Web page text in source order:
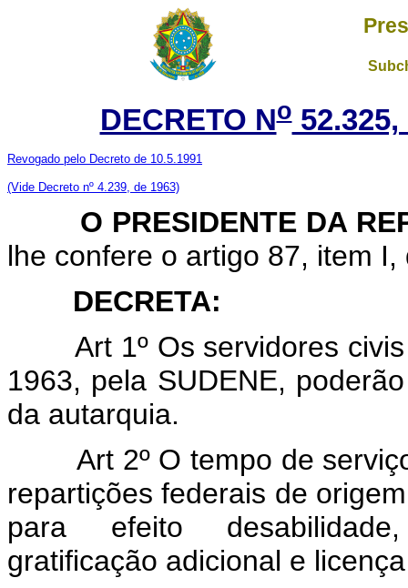
DECRETO No52.325,
Revogado pelo Decreto de 10.5.1991
(Vide Decreto nº 4.239, de 1963)
O PRESIDENTE DA
lhe confere o artigo 87, item
DECRETA:
Art 1º Os servidores civis
1963, pela SUDENE,
da autarquia.
Art 2º O tempo de serviço
repartições federais de
para efeito desabilidade,
gratificação adicional e